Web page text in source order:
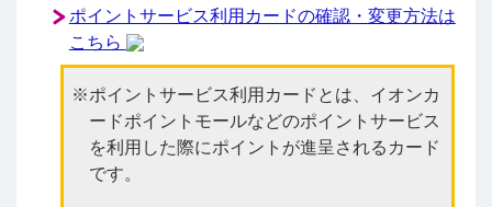
ポイントサービス利用カードの確認・変更方法は
こちら
ポイントサービス利用カードとは、イオンカ
ードポイントモールなどのポイントサービス
を利用した際にポイントが進呈されるカード
です。